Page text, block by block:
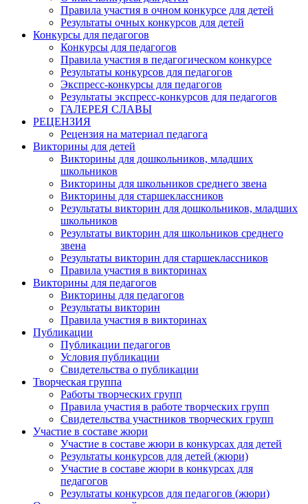
Правила участия в очном конкурсе для детей
Результаты очных конкурсов для детей
Конкурсы для педагогов
Конкурсы для педагогов
Правила участия в педагогическом конкурсе
Результаты конкурсов для педагогов
Экспресс-конкурсы для педагогов
Результаты экспресс-конкурсов для педагогов
ГАЛЕРЕЯ СЛАВЫ
РЕЦЕНЗИЯ
Рецензия на материал педагога
Викторины для детей
Викторины для дошкольников, младших
школьников
Викторины для школьников среднего звена
Викторины для старшеклассников
Результаты викторин для дошкольников, младших
школьников
Результаты викторин для школьников среднего
звена
Результаты викторин для старшеклассников
Правила участия в викторинах
Викторины для педагогов
Викторины для педагогов
Результаты викторин
Правила участия в викторинах
Публикации
Публикации педагогов
Условия публикации
Свидетельства о публикации
Творческая группа
Работы творческих групп
Правила участия в работе творческих групп
Свидетельства участников творческих групп
Участие в составе жюри
Участие в составе жюри в конкурсах для детей
Результаты конкурсов для детей (жюри)
Участие в составе жюри в конкурсах для
педагогов
Результаты конкурсов для педагогов (жюри)